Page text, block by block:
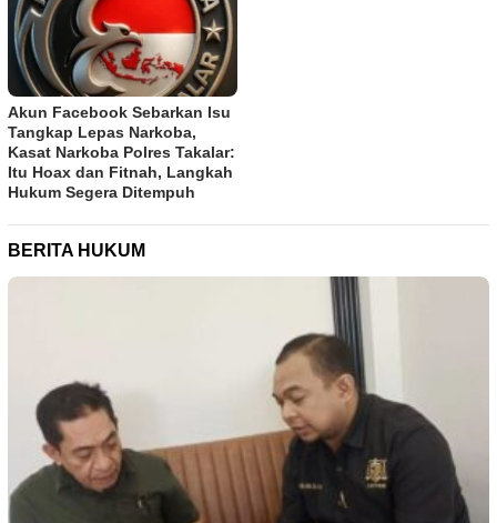
Akun Facebook Sebarkan Isu
Tangkap Lepas Narkoba,
Kasat Narkoba Polres Takalar:
Itu Hoax dan Fitnah, Langkah
Hukum Segera Ditempuh
BERITA HUKUM